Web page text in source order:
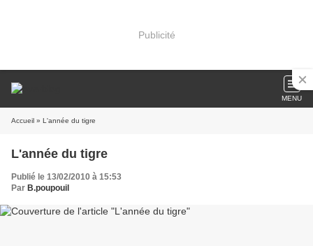
Publicité
MENU
Accueil » L'année du tigre
L'année du tigre
Publié le 13/02/2010 à 15:53
Par B.poupouil